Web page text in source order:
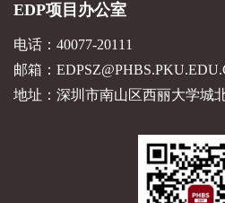
EDP项目办公室
电话：40077-20111
邮箱：
地址：深圳市南山区西丽大学城